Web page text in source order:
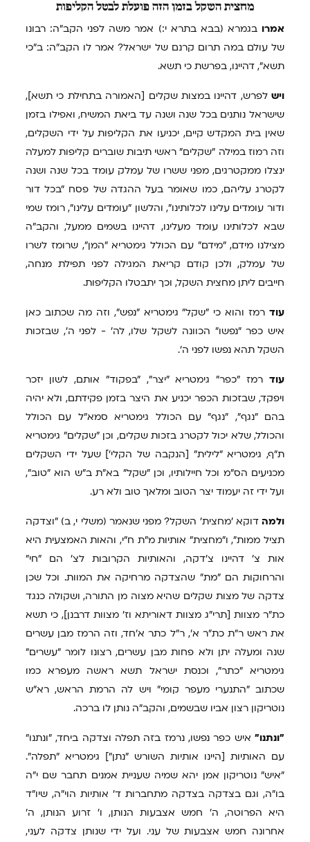
מחצית השקל בזמן הזה פועלת לבטל הקליפות
אמרו בגמרא (בבא בתרא י:) אמר משה לפני הקב"ה: רבונו
של עולם במה תרום קרנם של ישראל? אמר לו הקב"ה: ב"כי
תשא", דהיינו, בפרשת כי תשא.
ויש לפרש, דהיינו במצות שקלים [האמורה בתחילת כי תשא],
שישראל נותנים בכל שנה ושנה עד ביאת המשיח, ואפילו בזמן
שאין בית המקדש קיים, יכניעו את הקליפות על ידי השקלים,
וזה רמוז במילה "שקלים" ראשי תיבות שוברים קליפות למעלה
ינצלו ממקטרגים, מפני ששרו של עמלק עומד בכל שנה ושנה
לקטרג עליהם, כמו שאומר בעל ההגדה של פסח "בכל דור
ודור עומדים עלינו לכלותינו", והלשון "עומדים עלינו", רומז שמי
שבא לכלותינו עומד מעלינו, דהיינו בשמים ממעל, והקב"ה
מצילנו מידם, "מידם" עם הכולל גימטריא "המן", שרומז לשרו
של עמלק, ולכן קודם קריאת המגילה לפני תפילת מנחה,
חייבים ליתן מחצית השקל, וכך יתבטלו הקליפות.
עוד רמז והוא כי "שקל" גימטריא "נפש", וזה מה שכתוב כאן
איש כפר "נפשו" הכוונה לשקל שלו, לה' - לפני ה', שבזכות
השקל תהא נפשו לפני ה'.
עוד רמז "כפר" גימטריא "יצר", "בפקוד" אותם, לשון יזכר
ויפקד, שבזכות הכפר יכניע את היצר בזמן פקידתם, ולא יהיה
בהם "נגף", "נגף" עם הכולל גימטריא סמא"ל עם הכולל
והכולל, שלא יכול לקטרג בזכות שקלים, וכן "שקלים" גימטריא
ת"ף, גימטריא "לילית" [הנקבה של הקלי'] שעל ידי השקלים
מכניעים הס"מ וכל חיילותיו, וכן "שקל" בא"ת ב"ש הוא "טוב",
ועל ידי זה יעמוד יצר הטוב ומלאך טוב ולא רע.
ולמה דוקא 'מחצית' השקל? מפני שנאמר (משלי י, ב) "וצדקה
תציל ממות", ו"מחצית" אותיות מ"ת ח"י, והאות האמצעית היא
אות צ' דהיינו צ'דקה, והאותיות הקרובות לצ' הם "חי"
והרחוקות הם "מת" שהצדקה מרחיקה את המוות. וכל שכן
צדקה של מצות שקלים שהיא מצוה מן התורה, ושקולה כנגד
כת"ר מצוות [תרי"ג מצוות דאוריתא וז' מצוות דרבנן], כי תשא
את ראש ר"ת כת"ר א', ר"ל כתר א'חד, וזה הרמז מבן עשרים
שנה ומעלה יתן ולא פחות מבן עשרים, רצונו לומר "עשרים"
גימטריא "כתר", וכנסת ישראל תשא ראשה מעפרא כמו
שכתוב "התנערי מעפר קומי" ויש לה הרמת הראש, רא"ש
נוטריקון רצון אביו שבשמים, והקב"ה נותן לו ברכה.
"ונתנו" איש כפר נפשו, נרמז בזה תפלה וצדקה ביחד, "ונתנו"
עם האותיות [היינו אותיות השורש "נתן"] גימטריא "תפלה".
"איש" נוטריקון אמן יהא שמיה שעניית אמנים תחבר שם י"ה
בו"ה, וגם בצדקה בצדקה מתחברות ד' אותיות הוי"ה, שיו"ד
היא הפרוטה, ה' חמש אצבעות הנותן, ו' זרוע הנותן, ה'
אחרונה חמש אצבעות של עני. ועל ידי שנותן צדקה לעני,